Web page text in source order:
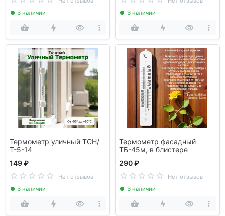
В наличии
В наличии
Термометр уличный ТСН/
Т-5-14
149 ₽
Нет отзывов
В наличии
Термометр фасадный
ТБ-45м, в блистере
290 ₽
Нет отзывов
В наличии